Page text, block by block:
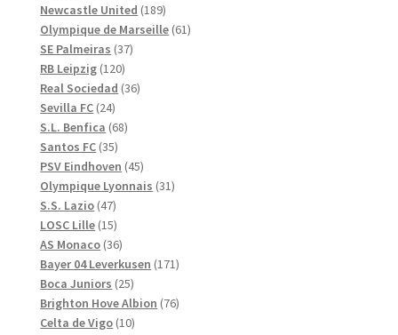
produkter
Newcastle United 189189
produkter
Olympique de Marseille 6161
SE Palmeiras 3737
RB Leipzig 120120
produkter
Real Sociedad 3636
Sevilla FC 2424
produkter
S.L. Benfica 6868
Santos FC 3535
produkter
PSV Eindhoven 4545
produkter
Olympique Lyonnais 3131
S.S. Lazio 4747
produkter
LOSC Lille 1515
produkter
AS Monaco 3636
produkter
Bayer 04 Leverkusen 171171
Boca Juniors 2525
produkter
Brighton Hove Albion 7676
Celta de Vigo 1010